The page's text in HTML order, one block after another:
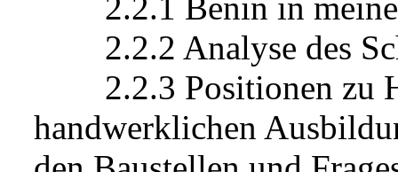
2.2.2 Analyse des
2.2.3 Positionen zu
handwerklichen